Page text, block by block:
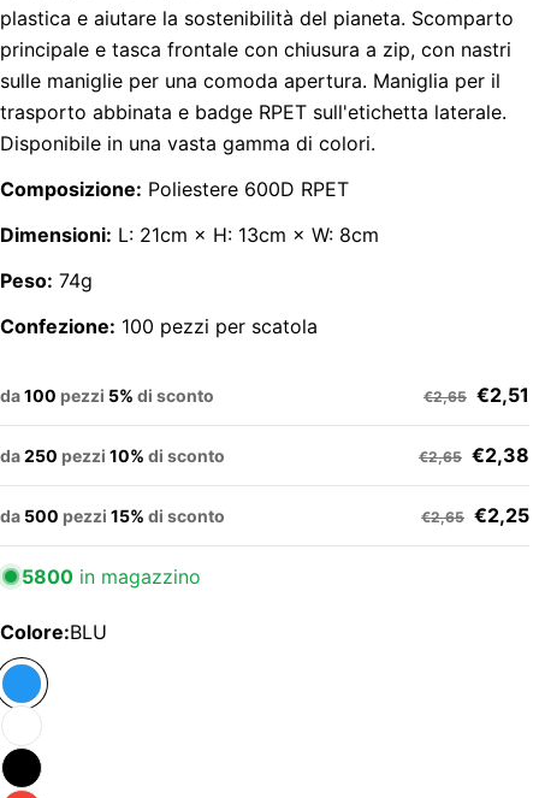
plastica e aiutare la sostenibilità del pianeta. Scomparto
principale e tasca frontale con chiusura a zip, con nastri
sulle maniglie per una comoda apertura. Maniglia per il
trasporto abbinata e badge RPET sull'etichetta laterale.
Disponibile in una vasta gamma di colori.
Composizione: Poliestere 600D RPET
Dimensioni: L: 21cm × H: 13cm × W: 8cm
Peso: 74g
Confezione: 100 pezzi per scatola
da100 pezzi 5% di sconto €2,65 €2,51
da250 pezzi 10% di sconto €2,65 €2,38
da 500 pezzi 15% di sconto €2,65 €2,25
5800 in magazzino
Colore:BLU